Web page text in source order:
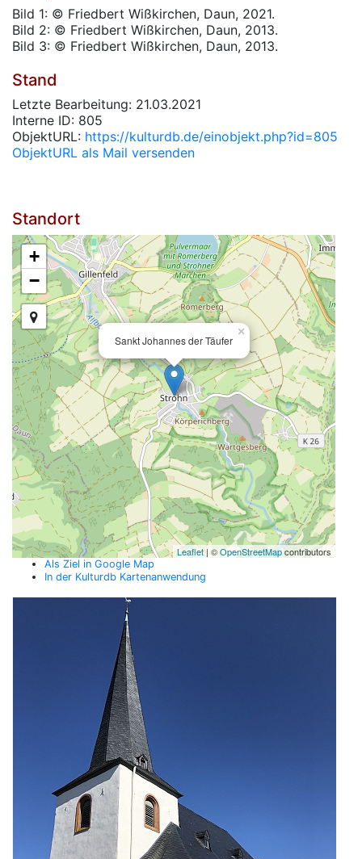
Bild 1: © Friedbert Wißkirchen, Daun, 2021.
Bild 2: © Friedbert Wißkirchen, Daun, 2013.
Bild 3: © Friedbert Wißkirchen, Daun, 2013.
Stand
Letzte Bearbeitung: 21.03.2021
Interne ID: 805
ObjektURL: https://kulturdb.de/einobjekt.php?id=805
ObjektURL als Mail versenden
Standort
Sankt Johannes der Täufer
×
+
−
Leaflet| ©OpenStreetMapcontributors
Als Ziel in Google Map
In der Kulturdb Kartenanwendung